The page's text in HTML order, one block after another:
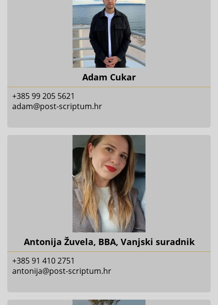
Adam Cukar
+385 99 205 5621
adam@post-scriptum.hr
Antonija Žuvela, BBA, Vanjski suradnik
+385 91 410 2751
antonija@post-scriptum.hr